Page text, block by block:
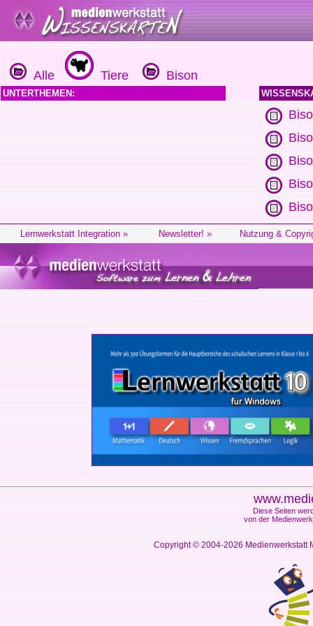
Alle Tiere Bison
UNTERTHEMEN:
Lernwerkstatt Integration » Newsletter! » Nutzung &
Diese Seiten
von der
Copyright © 2004-2026Medienwerkstatt